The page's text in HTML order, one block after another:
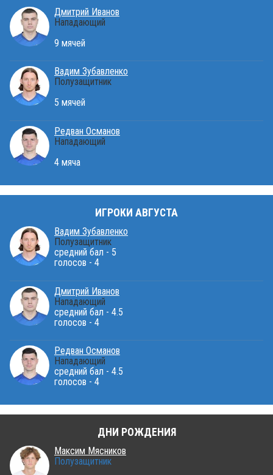
Дмитрий Иванов
Нападающий
9 мячей
Вадим Зубавленко
Полузащитник
5 мячей
Редван Османов
Нападающий
4 мяча
ИГРОКИ АВГУСТА
Вадим Зубавленко
Полузащитник
средний бал - 5
голосов - 4
Дмитрий Иванов
Нападающий
средний бал - 4.5
голосов - 4
Редван Османов
Нападающий
средний бал - 4.5
голосов - 4
ДНИ РОЖДЕНИЯ
Максим Мясников
Полузащитник